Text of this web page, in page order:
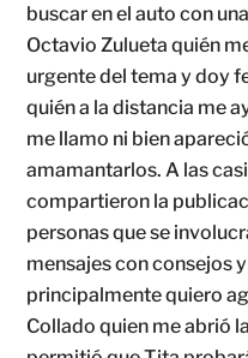
buscar en el auto con
Octavio Zulueta quién
urgente del tema y doy
quién a la distancia me
me llamo ni bien
amamantarlos. A las
compartieron la
personas que se
mensajes con consejos
principalmente quiero
Collado quien me abrió